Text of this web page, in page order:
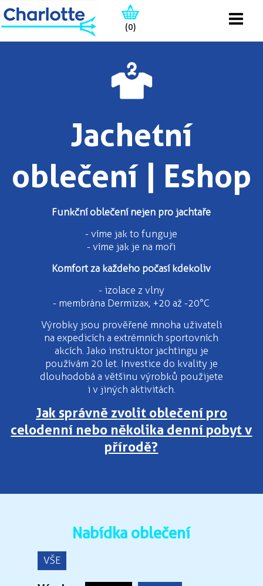
(0)
Jachetní
oblečení | Eshop
Funkční oblečení nejen pro jachtaře
- víme jak to funguje
- víme jak je na moři
Komfort za každeho počasí kdekoliv
- izolace z vlny
- membrána Dermizax, +20 až -20°C
Výrobky jsou prověřené mnoha uživateli
na expedicích a extrémních sportovních
akcích. Jako instruktor jachtingu je
používám 20 let. Investice do kvality je
dlouhodobá a většinu výrobků použijete
i v jiných aktivitách.
Jak správně zvolit oblečení pro
celodenní nebo několika denní pobyt v
přírodě?
Nabídka oblečení
VŠE